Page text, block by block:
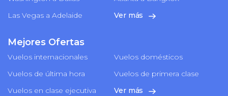
Las Vegas a Adelaide
Ver más
Mejores Ofertas
Vuelos internacionales
Vuelos domésticos
Vuelos de última hora
Vuelos de primera clase
Vuelos en clase ejecutiva
Ver más